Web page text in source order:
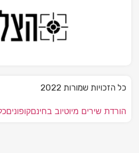
כל הזכויות שמורות 2022
הורדת שירים מיוטיוב בחינםקופונים